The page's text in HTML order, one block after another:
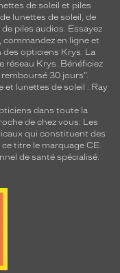
de soleil et piles
lunettes de soleil, de
de piles audios. Essayez
en ligne et
opticiens Krys. La
réseau Krys. Bénéficiez
30 jours".
et lunettes de soleil : Ray
dans toute la
de chez vous. Les
qui constituent des
titre le marquage CE.
de santé spécialisé.